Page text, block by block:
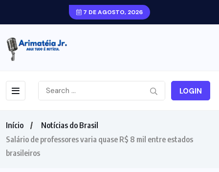
7 DE AGOSTO, 2026
LOGIN
Início
Notícias do Brasil
Salário de professores varia quase R$ 8 mil entre estados
brasileiros